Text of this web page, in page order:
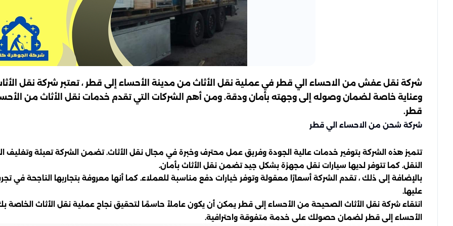
شركة نقل عفش من الاحساء الي قطر في عملية نقل الأثاث من مدينة الأحساء إلى قطر ، تعتبر شركة نقل
وعناية خاصة لضمان وصوله إلى وجهته بأمان ودقة. ومن أهم الشركات التي تقدم خدمات نقل الأثاث من
قطر.
شركة شحن من الاحساء الي قطر
تتميز هذه الشركة بتوفير خدمات عالية الجودة وفريق عمل محترف وخبرة في مجال نقل الأثاث. تضمن الشركة تعبئة وتغليف
النقل. كما تتوفر لديها سيارات نقل مجهزة بشكل جيد تضمن نقل الأثاث بأمان.
بالإضافة إلى ذلك ، تقدم الشركة أسعارًا معقولة وتوفر خيارات دفع مناسبة للعملاء. كما أنها معروفة بتجاربها الناجحة في
عليها.
انتقاء شركة نقل الأثاث الصحيحة من الأحساء إلى قطر يمكن أن يكون عاملاً حاسمًا لتحقيق نجاح عملية نقل الأثاث
الأحساء إلى قطر لضمان حصولك على خدمة متفوقة واحترافية.